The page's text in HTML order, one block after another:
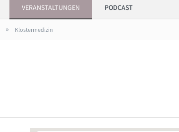
VERANSTALTUNGEN PODCAST
» Klostermedizin